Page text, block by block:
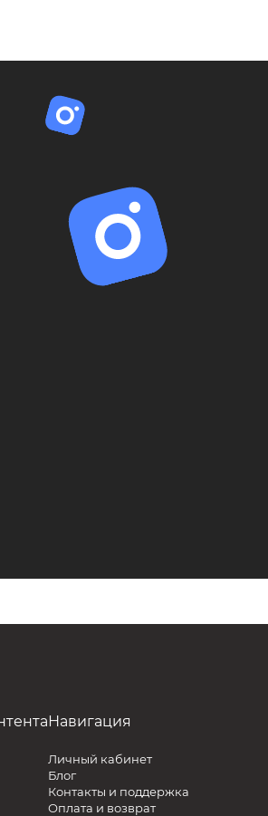
Навигация
Личный кабинет
Блог
Контакты и поддержка
Оплата и возврат